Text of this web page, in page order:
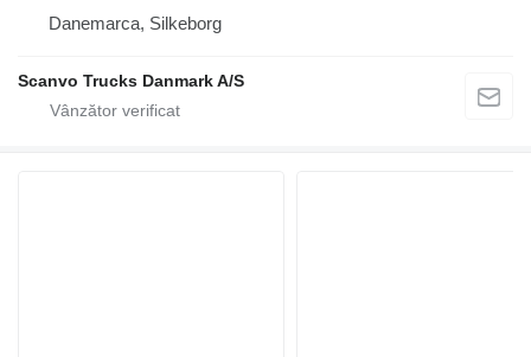
Danemarca, Silkeborg
Scanvo Trucks Danmark A/S